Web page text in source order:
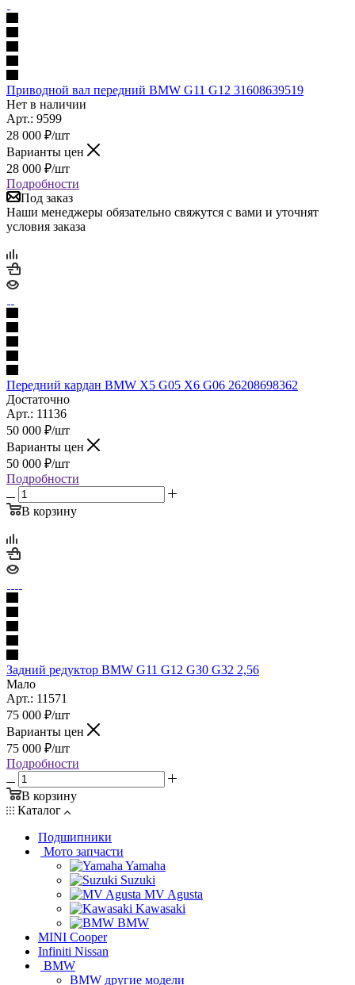
Приводной вал передний BMW G11 G12 31608639519
Нет в наличии
Арт.: 9599
28 000 ₽/шт
Варианты цен
28 000 ₽/шт
Подробности
Под заказ
Наши менеджеры обязательно свяжутся с вами и уточнят
условия заказа
Передний кардан BMW X5 G05 X6 G06 26208698362
Достаточно
Арт.: 11136
50 000 ₽/шт
Варианты цен
50 000 ₽/шт
Подробности
В корзину
Задний редуктор BMW G11 G12 G30 G32 2,56
Мало
Арт.: 11571
75 000 ₽/шт
Варианты цен
75 000 ₽/шт
Подробности
В корзину
Каталог
Подшипники
Мото запчасти
Yamaha
Suzuki
MV Agusta
Kawasaki
BMW
MINI Cooper
Infiniti Nissan
BMW
BMW другие модели